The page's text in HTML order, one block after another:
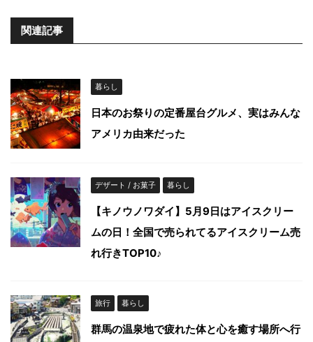
関連記事
暮らし
日本のお祭りの定番屋台グルメ、実はみんな
アメリカ由来だった
デザート / お菓子 暮らし
【キノウノワダイ】5月9日はアイスクリー
ムの日！全国で売られてるアイスクリーム売
れ行きTOP10♪
旅行 暮らし
群馬の温泉地で疲れた体と心を癒す場所へ行